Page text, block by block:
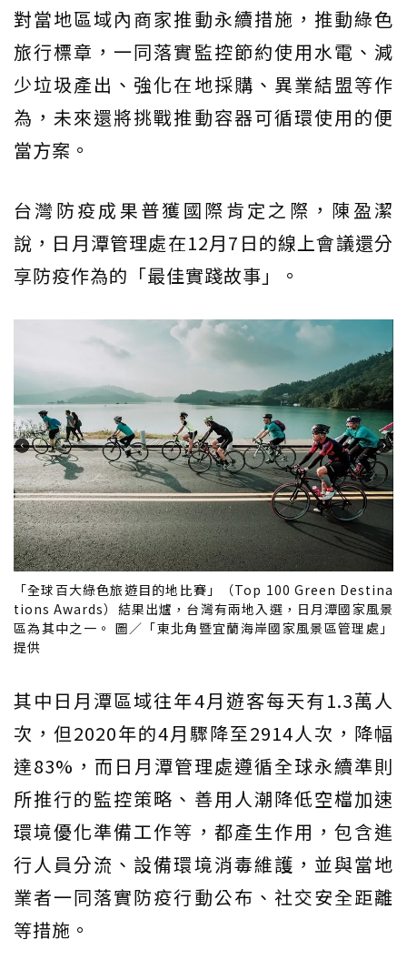
對當地區域內商家推動永續措施，推動綠色
旅行標章，一同落實監控節約使用水電、減
少垃圾產出、強化在地採購、異業結盟等作
為，未來還將挑戰推動容器可循環使用的便
當方案。
台灣防疫成果普獲國際肯定之際，陳盈潔
說，日月潭管理處在12月7日的線上會議還分
享防疫作為的「最佳實踐故事」。
「全球百大綠色旅遊目的地比賽」（Top 100 Green Destina
tions Awards）結果出爐，台灣有兩地入選，日月潭國家風景
區為其中之一。 圖／「東北角暨宜蘭海岸國家風景區管理處」
提供
其中日月潭區域往年4月遊客每天有1.3萬人
次，但2020年的4月驟降至2914人次，降幅
達83%，而日月潭管理處遵循全球永續準則
所推行的監控策略、善用人潮降低空檔加速
環境優化準備工作等，都產生作用，包含進
行人員分流、設備環境消毒維護，並與當地
業者一同落實防疫行動公布、社交安全距離
等措施。